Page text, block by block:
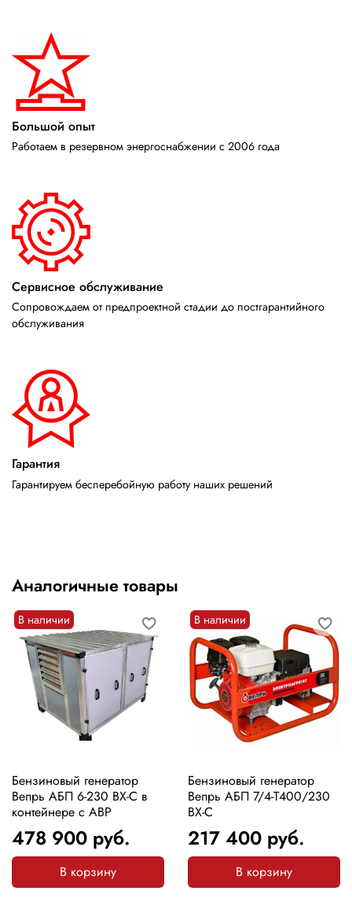
Большой опыт
Работаем в резервном энергоснабжении с 2006 года
Сервисное обслуживание
Сопровождаем от предпроектной стадии до постгарантийного
обслуживания
Гарантия
Гарантируем бесперебойную работу наших решений
Аналогичные товары
В наличии
Бензиновый генератор
Вепрь АБП 6-230 ВХ-С в
контейнере с АВР
478 900 руб.
В корзину
В наличии
Бензиновый генератор
Вепрь АБП 7/4-Т400/230
ВХ-С
217 400 руб.
В корзину